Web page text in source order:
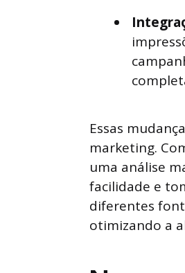
Essas
marketing.
uma análise
facilidade e
diferentes
otimizando a